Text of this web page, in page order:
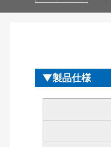
製品仕様